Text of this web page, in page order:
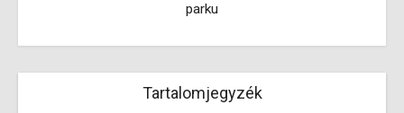
parku
Tartalomjegyzék